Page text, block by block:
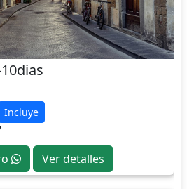
Incluye
Ver detalles